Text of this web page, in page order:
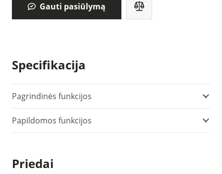
Gauti pasiūlymą
Specifikacija
Pagrindinės funkcijos
Papildomos funkcijos
Priedai